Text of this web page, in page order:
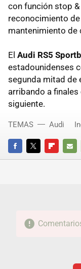
con función stop
reconocimiento
mantenimiento de
El Audi RS5
estadounidenses
segunda mitad de
arribando a
siguiente.
FACEBOOKTWITTERFLIPBOARD
E-
TEMAS Audi